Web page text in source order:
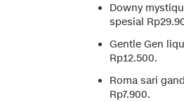
Downy
spesial
Gentle Gen
Rp12.500.
Roma sari
Rp7.900.